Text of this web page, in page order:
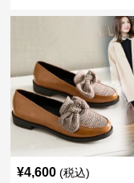
¥4,600 (税込)